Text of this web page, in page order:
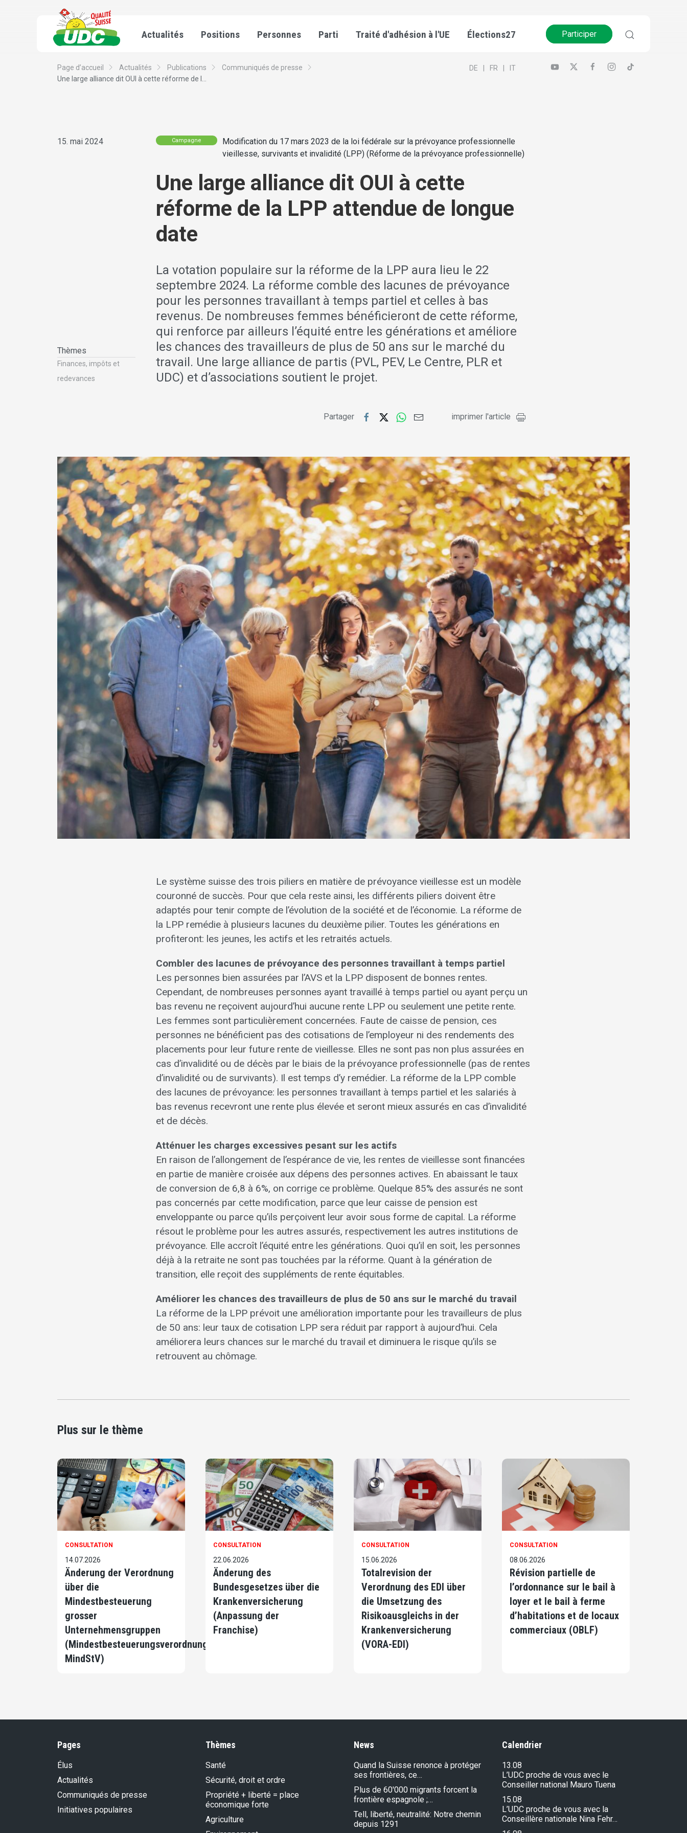
Actualités Positions Personnes Parti Traité d'adhésion à l'UE Élections27 Participer
Page d’accueil Actualités Publications
Communiqués de presse
Une large alliance dit OUI à cette réforme de l...
DE FR IT
15. mai 2024
Thèmes
Finances, impôts et
redevances
Campagne
Modification du 17 mars 2023 de la loi fédérale sur la prévoyance professionnelle
vieillesse, survivants et invalidité (LPP) (Réforme de la prévoyance professionnelle)
Une large alliance dit OUI à cette
réforme de la LPP attendue de longue
date
La votation populaire sur la réforme de la LPP aura lieu le 22
septembre 2024. La réforme comble des lacunes de prévoyance
pour les personnes travaillant à temps partiel et celles à bas
revenus. De nombreuses femmes bénéficieront de cette réforme,
qui renforce par ailleurs l’équité entre les générations et améliore
les chances des travailleurs de plus de 50 ans sur le marché du
travail. Une large alliance de partis (PVL, PEV, Le Centre, PLR et
UDC) et d’associations soutient le projet.
Partager imprimer l'article
Le système suisse des trois piliers en matière de prévoyance vieillesse est un modèle
couronné de succès. Pour que cela reste ainsi, les différents piliers doivent être
adaptés pour tenir compte de l’évolution de la société et de l’économie. La réforme de
la LPP remédie à plusieurs lacunes du deuxième pilier. Toutes les générations en
profiteront: les jeunes, les actifs et les retraités actuels.
Combler des lacunes de prévoyance des personnes travaillant à temps partiel
Les personnes bien assurées par l’AVS et la LPP disposent de bonnes rentes.
Cependant, de nombreuses personnes ayant travaillé à temps partiel ou ayant perçu un
bas revenu ne reçoivent aujourd’hui aucune rente LPP ou seulement une petite rente.
Les femmes sont particulièrement concernées. Faute de caisse de pension, ces
personnes ne bénéficient pas des cotisations de l’employeur ni des rendements des
placements pour leur future rente de vieillesse. Elles ne sont pas non plus assurées en
cas d’invalidité ou de décès par le biais de la prévoyance professionnelle (pas de rentes
d’invalidité ou de survivants). Il est temps d’y remédier. La réforme de la LPP comble
des lacunes de prévoyance: les personnes travaillant à temps partiel et les salariés à
bas revenus recevront une rente plus élevée et seront mieux assurés en cas d’invalidité
et de décès.
Atténuer les charges excessives pesant sur les actifs
En raison de l’allongement de l’espérance de vie, les rentes de vieillesse sont financées
en partie de manière croisée aux dépens des personnes actives. En abaissant le taux
de conversion de 6,8 à 6%, on corrige ce problème. Quelque 85% des assurés ne sont
pas concernés par cette modification, parce que leur caisse de pension est
enveloppante ou parce qu’ils perçoivent leur avoir sous forme de capital. La réforme
résout le problème pour les autres assurés, respectivement les autres institutions de
prévoyance. Elle accroît l’équité entre les générations. Quoi qu’il en soit, les personnes
déjà à la retraite ne sont pas touchées par la réforme. Quant à la génération de
transition, elle reçoit des suppléments de rente équitables.
Améliorer les chances des travailleurs de plus de 50 ans sur le marché du travail
La réforme de la LPP prévoit une amélioration importante pour les travailleurs de plus
de 50 ans: leur taux de cotisation LPP sera réduit par rapport à aujourd’hui. Cela
améliorera leurs chances sur le marché du travail et diminuera le risque qu’ils se
retrouvent au chômage.
Plus sur le thème
CONSULTATION
14.07.2026
Änderung der Verordnung
über die
Mindestbesteuerung
grosser
Unternehmensgruppen
(Mindestbesteuerungsverordnung,
MindStV)
CONSULTATION
22.06.2026
Änderung des
Bundesgesetzes über die
Krankenversicherung
(Anpassung der
Franchise)
CONSULTATION
15.06.2026
Totalrevision der
Verordnung des EDI über
die Umsetzung des
Risikoausgleichs in der
Krankenversicherung
(VORA-EDI)
CONSULTATION
08.06.2026
Révision partielle de
l’ordonnance sur le bail à
loyer et le bail à ferme
d’habitations et de locaux
commerciaux (OBLF)
Pages
Élus
Actualités
Communiqués de presse
Initiatives populaires
Thèmes
Santé
Sécurité, droit et ordre
Propriété + liberté = place
économique forte
Agriculture
News
Quand la Suisse renonce à protéger
ses frontières, ce…
Plus de 60'000 migrants forcent la
frontière espagnole ;…
Tell, liberté, neutralité: Notre chemin
depuis 1291
Calendrier
13.08
L’UDC proche de vous avec le
Conseiller national Mauro Tuena
15.08
L’UDC proche de vous avec la
Conseillère nationale Nina Fehr…